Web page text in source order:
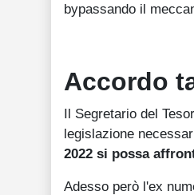
bypassando il
Accordo
Il Segretario del
legislazione
2022 si possa
Adesso però l'ex